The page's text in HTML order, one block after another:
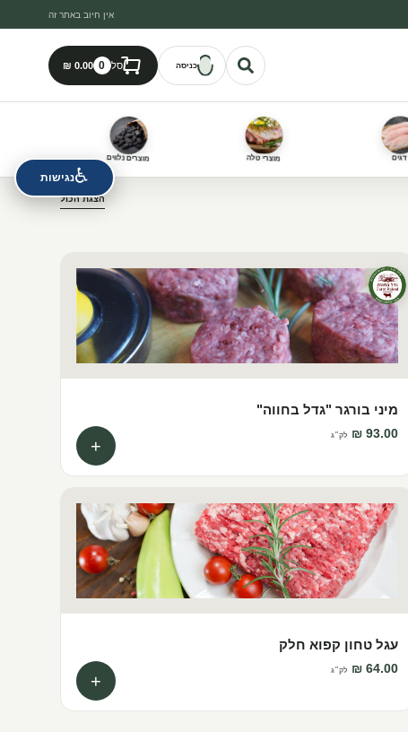
אין חיוב באתר זה
כניסה סל 0
‏0.00 ‏₪
דגים מוצרי טלה מוצרים נלווים
הצגת הכול
מיני בורגר "גדל בחווה"
לק״ג +
עגל טחון קפוא חלק
לק״ג +
♿נגישות